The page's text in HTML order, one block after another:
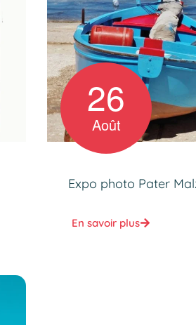
26
Août
Expo photo Pater
En savoir plus